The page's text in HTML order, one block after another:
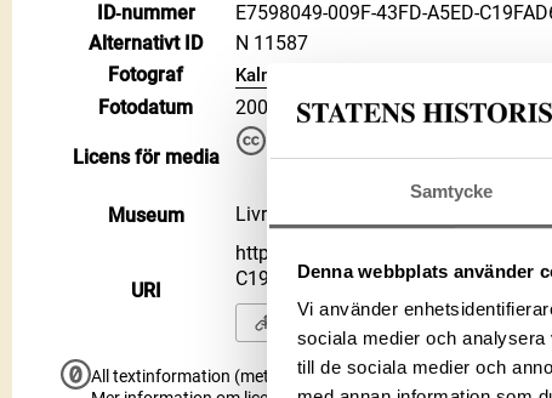
Samtycke
Denna webbplats använder
Vi använder
sociala medier och
till de sociala medier och
ID‑nummer
E7598049-009F-43FD-A5ED-
Alternativt ID
N 11587
Fotograf
Kalmö, Ulf
Fotodatum 2006-10-19
Licens för media
kommersiella, så länge du
Museum Livrustkammaren
URI
https://samlingar.shm.se/media/
C19FAD6FA31C
Kopiera URI
All textinformation (metadata) på denna sida är fri att